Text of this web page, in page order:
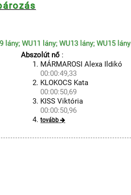
lány; WU11 lány; WU13 lány; WU15 lány
Abszolút nő :
MÁRMAROSI Alexa Ildikó
00:00:49,33
KLOKOCS Kata
00:00:50,69
KISS Viktória
00:00:50,96
tovább